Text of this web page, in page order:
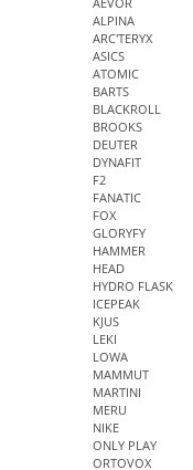
ALPINA
ARC'TERYX
ASICS
ATOMIC
BARTS
BLACKROLL
BROOKS
DEUTER
DYNAFIT
F2
FANATIC
FOX
GLORYFY
HAMMER
HEAD
HYDRO FLASK
ICEPEAK
KJUS
LEKI
LOWA
MAMMUT
MARTINI
MERU
NIKE
ONLY PLAY
ORTOVOX